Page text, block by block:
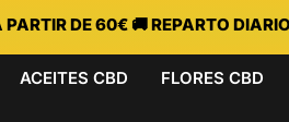
PARTIR DE 60€ 🚚 REPARTO
ACEITES CBD FLORES CBD